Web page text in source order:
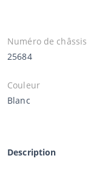
Numéro de châssis
25684
Couleur
Blanc
Description